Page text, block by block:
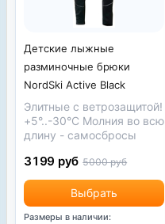
Детские лыжные
разминочные брюки
NordSki Active Black
Элитные с ветрозащитой!
+5°..-30°С Молния во всю
длину - самосбросы
Выбрать
3199 руб 5000 руб
Размеры в наличии: